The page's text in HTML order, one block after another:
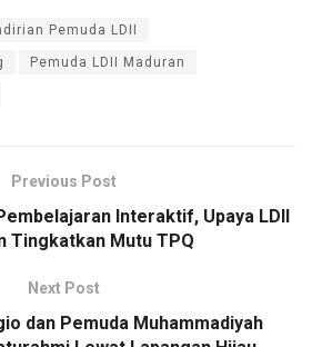
Pemuda LDII
Pemuda LDII Maduran
Previous Post
Interaktif, Upaya LDII
Tingkatkan Mutu TPQ
Next Post
dan Pemuda Muhammadiyah